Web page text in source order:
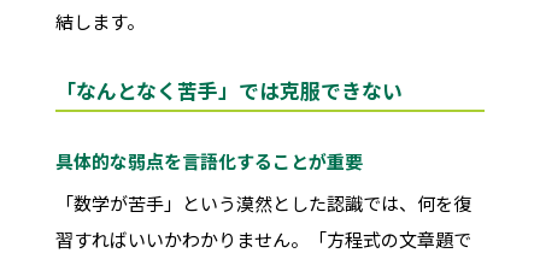
結します。
「なんとなく苦手」では克服できない
具体的な弱点を言語化することが重要
「数学が苦手」という漠然とした認識では、何を復
習すればいいかわかりません。「方程式の文章題で